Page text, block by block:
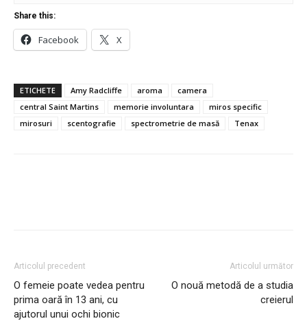
Share this:
Facebook X
ETICHETE Amy Radcliffe aroma
camera
central Saint Martins
memorie involuntara
miros specific
mirosuri
scentografie spectrometrie de masă Tenax
Articolul precedent
O femeie poate vedea pentru
prima oară în 13 ani, cu
ajutorul unui ochi bionic
Articolul următor
O nouă metodă de a studia
creierul